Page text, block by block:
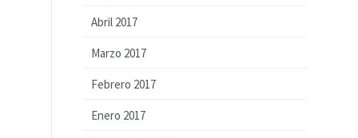
Abril 2017
Marzo 2017
Febrero 2017
Enero 2017